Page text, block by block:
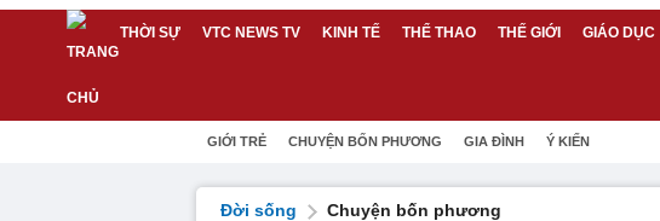
THỜI SỰ VTC NEWS TV KINH TẾ THỂ THAO THẾ GIỚI GIÁO DỤC
GIỚI TRẺ CHUYỆN BỐN PHƯƠNG GIA ĐÌNH Ý KIẾN
Đời sống Chuyện bốn phương